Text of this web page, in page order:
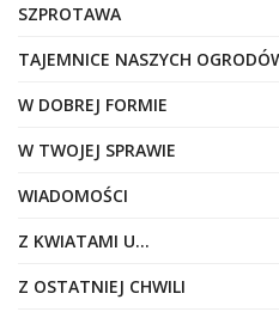
SZPROTAWA
TAJEMNICE NASZYCH
W DOBREJ FORMIE
W TWOJEJ SPRAWIE
WIADOMOŚCI
Z KWIATAMI U…
Z OSTATNIEJ CHWILI